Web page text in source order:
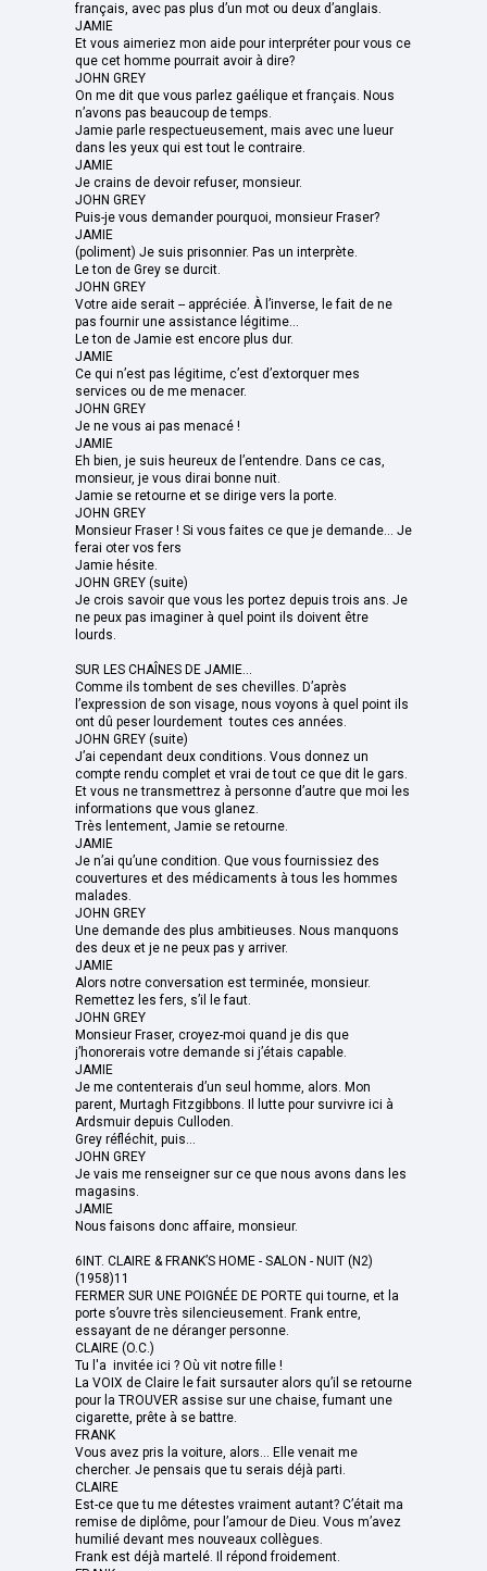
français, avec pas plus d’un mot ou deux d’anglais.
JAMIE
Et vous aimeriez mon aide pour interpréter pour vous ce
que cet homme pourrait avoir à dire?
JOHN GREY
On me dit que vous parlez gaélique et français. Nous
n’avons pas beaucoup de temps.
Jamie parle respectueusement, mais avec une lueur
dans les yeux qui est tout le contraire.
JAMIE
Je crains de devoir refuser, monsieur.
JOHN GREY
Puis-je vous demander pourquoi, monsieur Fraser?
JAMIE
(poliment) Je suis prisonnier. Pas un interprète.
Le ton de Grey se durcit.
JOHN GREY
Votre aide serait -- appréciée. À l’inverse, le fait de ne
pas fournir une assistance légitime...
Le ton de Jamie est encore plus dur.
JAMIE
Ce qui n’est pas légitime, c’est d’extorquer mes
services ou de me menacer.
JOHN GREY
Je ne vous ai pas menacé !
JAMIE
Eh bien, je suis heureux de l’entendre. Dans ce cas,
monsieur, je vous dirai bonne nuit.
Jamie se retourne et se dirige vers la porte.
JOHN GREY
Monsieur Fraser ! Si vous faites ce que je demande... Je
ferai oter vos fers
Jamie hésite.
JOHN GREY (suite)
Je crois savoir que vous les portez depuis trois ans. Je
ne peux pas imaginer à quel point ils doivent être
lourds.
SUR LES CHAÎNES DE JAMIE...
Comme ils tombent de ses chevilles. D’après
l’expression de son visage, nous voyons à quel point ils
ont dû peser lourdement toutes ces années.
JOHN GREY (suite)
J’ai cependant deux conditions. Vous donnez un
compte rendu complet et vrai de tout ce que dit le gars.
Et vous ne transmettrez à personne d’autre que moi les
informations que vous glanez.
Très lentement, Jamie se retourne.
JAMIE
Je n’ai qu’une condition. Que vous fournissiez des
couvertures et des médicaments à tous les hommes
malades.
JOHN GREY
Une demande des plus ambitieuses. Nous manquons
des deux et je ne peux pas y arriver.
JAMIE
Alors notre conversation est terminée, monsieur.
Remettez les fers, s’il le faut.
JOHN GREY
Monsieur Fraser, croyez-moi quand je dis que
j’honorerais votre demande si j’étais capable.
JAMIE
Je me contenterais d’un seul homme, alors. Mon
parent, Murtagh Fitzgibbons. Il lutte pour survivre ici à
Ardsmuir depuis Culloden.
Grey réfléchit, puis...
JOHN GREY
Je vais me renseigner sur ce que nous avons dans les
magasins.
JAMIE
Nous faisons donc affaire, monsieur.
6INT. CLAIRE & FRANK’S HOME - SALON - NUIT (N2)
(1958)11
FERMER SUR UNE POIGNÉE DE PORTE qui tourne, et la
porte s’ouvre très silencieusement. Frank entre,
essayant de ne déranger personne.
CLAIRE (O.C.)
Tu l'a invitée ici ? Où vit notre fille !
La VOIX de Claire le fait sursauter alors qu’il se retourne
pour la TROUVER assise sur une chaise, fumant une
cigarette, prête à se battre.
FRANK
Vous avez pris la voiture, alors... Elle venait me
chercher. Je pensais que tu serais déjà parti.
CLAIRE
Est-ce que tu me détestes vraiment autant? C’était ma
remise de diplôme, pour l’amour de Dieu. Vous m’avez
humilié devant mes nouveaux collègues.
Frank est déjà martelé. Il répond froidement.